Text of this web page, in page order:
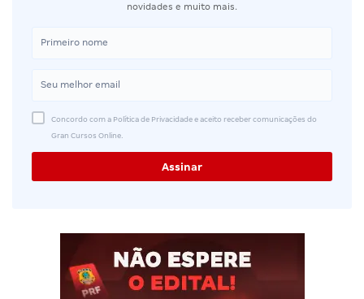
novidades e muito mais.
Concordo com a Política de Privacidade e aceito receber comunicações do
Gran Cursos Online.